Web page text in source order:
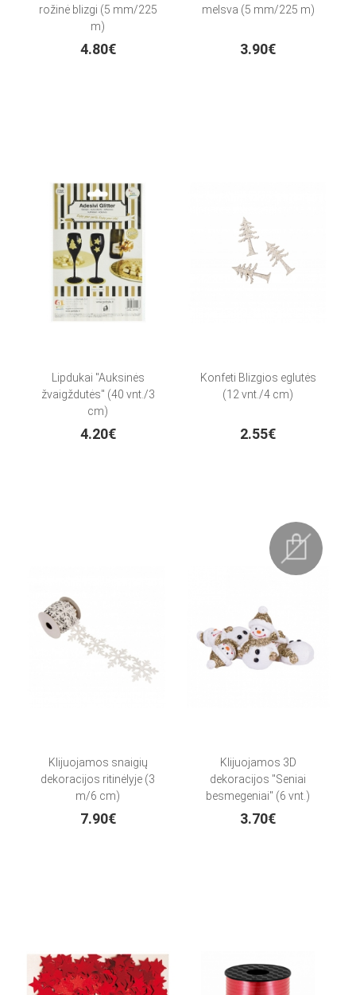
rožinė blizgi (5 mm/225
m)
4.80€
melsva (5 mm/225 m)
3.90€
Lipdukai "Auksinės
žvaigždutės" (40 vnt./3
cm)
4.20€
Konfeti Blizgios eglutės
(12 vnt./4 cm)
2.55€
Klijuojamos snaigių
dekoracijos ritinėlyje (3
m/6 cm)
7.90€
Klijuojamos 3D
dekoracijos "Seniai
besmegeniai" (6 vnt.)
3.70€